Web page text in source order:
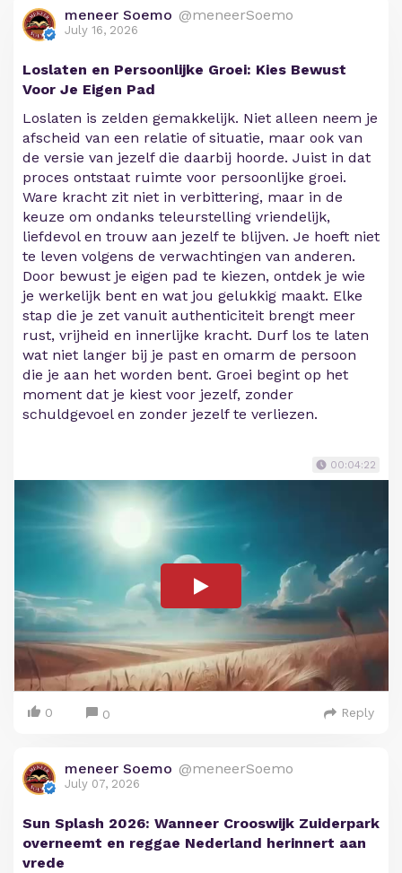
meneer Soemo @meneerSoemo
July 16, 2026
Loslaten en Persoonlijke Groei: Kies Bewust
Voor Je Eigen Pad
Loslaten is zelden gemakkelijk. Niet alleen neem je
afscheid van een relatie of situatie, maar ook van
de versie van jezelf die daarbij hoorde. Juist in dat
proces ontstaat ruimte voor persoonlijke groei.
Ware kracht zit niet in verbittering, maar in de
keuze om ondanks teleurstelling vriendelijk,
liefdevol en trouw aan jezelf te blijven. Je hoeft niet
te leven volgens de verwachtingen van anderen.
Door bewust je eigen pad te kiezen, ontdek je wie
je werkelijk bent en wat jou gelukkig maakt. Elke
stap die je zet vanuit authenticiteit brengt meer
rust, vrijheid en innerlijke kracht. Durf los te laten
wat niet langer bij je past en omarm de persoon
die je aan het worden bent. Groei begint op het
moment dat je kiest voor jezelf, zonder
schuldgevoel en zonder jezelf te verliezen.
00:04:22
0 0 Reply
meneer Soemo @meneerSoemo
July 07, 2026
Sun Splash 2026: Wanneer Crooswijk Zuiderpark
overneemt en reggae Nederland herinnert aan
vrede